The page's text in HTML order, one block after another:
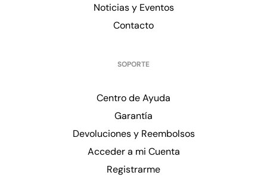
Noticias y Eventos
Contacto
SOPORTE
Centro de Ayuda
Garantía
Devoluciones y Reembolsos
Acceder a mi Cuenta
Registrarme